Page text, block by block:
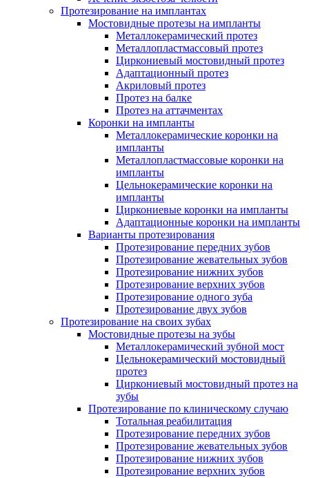
Протезирование на имплантах
Мостовидные протезы на импланты
Металлокерамический протез
Металлопластмассовый протез
Циркониевый мостовидный протез
Адаптационный протез
Акриловый протез
Протез на балке
Протез на аттачментах
Коронки на импланты
Металлокерамические коронки на
импланты
Металлопластмассовые коронки на
импланты
Цельнокерамические коронки на
импланты
Циркониевые коронки на импланты
Адаптационные коронки на импланты
Варианты протезирования
Протезирование передних зубов
Протезирование жевательных зубов
Протезирование нижних зубов
Протезирование верхних зубов
Протезирование одного зуба
Протезирование двух зубов
Протезирование на своих зубах
Мостовидные протезы на зубы
Металлокерамический зубной мост
Цельнокерамический мостовидный
протез
Циркониевый мостовидный протез на
зубы
Протезирование по клиническому случаю
Тотальная реабилитация
Протезирование передних зубов
Протезирование жевательных зубов
Протезирование нижних зубов
Протезирование верхних зубов